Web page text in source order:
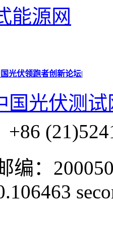
能源网
光伏领跑者创新论坛|
国光伏测试
+86
编：